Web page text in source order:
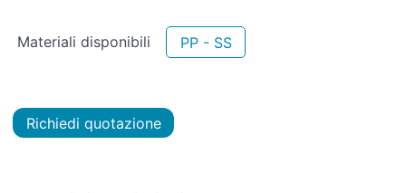
Materiali disponibili PP - SS
Richiedi quotazione